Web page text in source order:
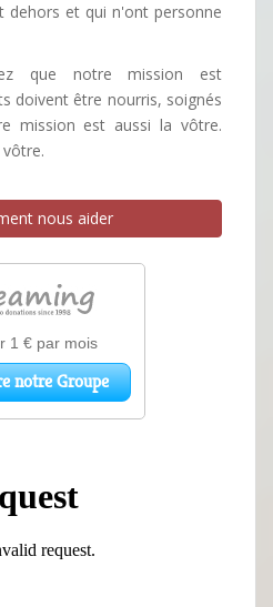
dehors et qui n'ont personne
que notre mission est
doivent être nourris, soignés
mission est aussi la vôtre.
nous aider